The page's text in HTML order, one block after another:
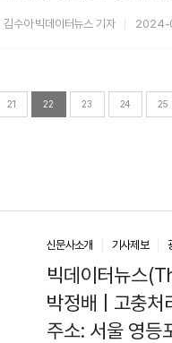
코너들에 출연하며, 강력한 존재
김수아 빅데이터뉴스 기자 2024-
21 22 23 24 25
신문사소개 기사제보
빅데이터뉴스
박정배 | 고충
주소: 서울 영